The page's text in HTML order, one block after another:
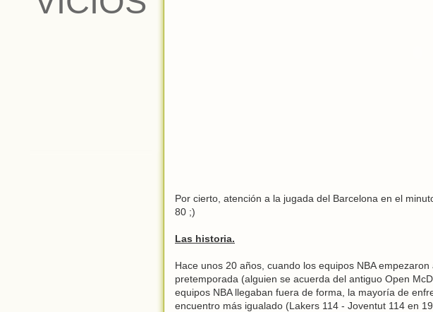
Por cierto, atención a la jugada del Barcelona en el
80 ;)
Las historia.
Hace unos 20 años, cuando los equipos NBA
pretemporada (alguien se acuerda del antiguo Open
equipos NBA llegaban fuera de forma, la mayoría de
encuentro más igualado (Lakers 114 - Joventut 114 en